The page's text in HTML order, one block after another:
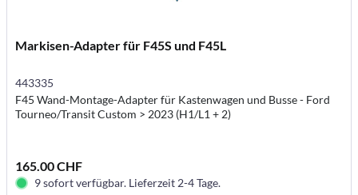
Markisen-Adapter für F45S und F45L
443335
F45 Wand-Montage-Adapter für Kastenwagen und Busse - Ford
Tourneo/Transit Custom > 2023 (H1/L1 + 2)
165.00 CHF
9 sofort verfügbar. Lieferzeit 2-4 Tage.